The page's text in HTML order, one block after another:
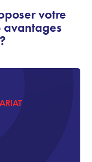
votre
avantages